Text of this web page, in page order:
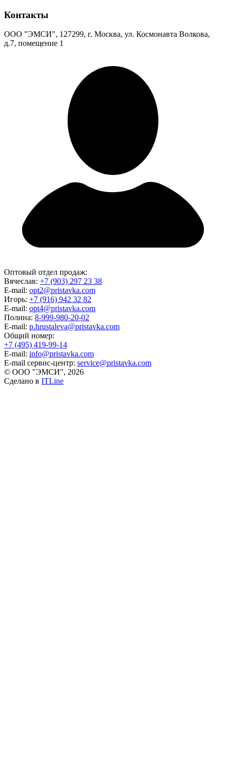
Контакты
ООО "ЭМСИ", 127299, г. Москва, ул. Космонавта Волкова,
д.7, помещение 1
Оптовый отдел продаж:
Вячеслав: +7 (903) 297 23 38
E-mail: opt2@pristavka.com
Игорь: +7 (916) 942 32 82
E-mail: opt4@pristavka.com
Полина: 8-999-980-20-02
E-mail: p.hrustaleva@pristavka.com
Общий номер:
+7 (495) 419-99-14
E-mail: info@pristavka.com
E-mail сервис-центр: service@pristavka.com
© ООО "ЭМСИ", 2026
Сделано в ITLine